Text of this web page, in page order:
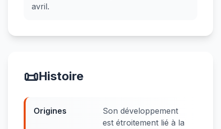
avril.
📜Histoire
Origines
Son développement
est étroitement lié à la